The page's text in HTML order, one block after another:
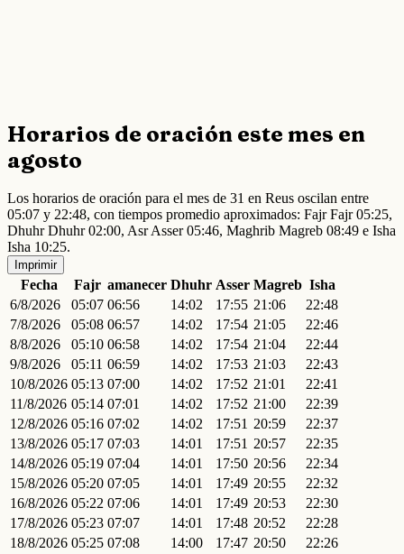
Horarios de oración este mes en
agosto
Los horarios de oración para el mes de 31 en Reus oscilan entre
05:07 y 22:48, con tiempos promedio aproximados: Fajr Fajr 05:25,
Dhuhr Dhuhr 02:00, Asr Asser 05:46, Maghrib Magreb 08:49 e Isha
Isha 10:25.
Imprimir
Fecha Fajr amanecer Dhuhr Asser Magreb Isha
6/8/2026
05:07 06:56 14:02 17:55 21:06
22:48
7/8/2026
05:08 06:57 14:02 17:54 21:05
22:46
8/8/2026
05:10 06:58 14:02 17:54 21:04
22:44
9/8/2026
05:11 06:59 14:02 17:53 21:03
22:43
10/8/2026 05:13 07:00 14:02 17:52 21:01
22:41
11/8/2026 05:14 07:01 14:02 17:52 21:00
22:39
12/8/2026 05:16 07:02 14:02 17:51 20:59
22:37
13/8/2026 05:17 07:03 14:01 17:51 20:57
22:35
14/8/2026 05:19 07:04 14:01 17:50 20:56
22:34
15/8/2026 05:20 07:05 14:01 17:49 20:55
22:32
16/8/2026 05:22 07:06 14:01 17:49 20:53
22:30
17/8/2026 05:23 07:07 14:01 17:48 20:52
22:28
18/8/2026 05:25 07:08 14:00 17:47 20:50
22:26